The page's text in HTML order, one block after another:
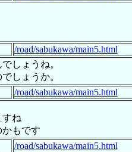
/road/sabukawa/main5.html
しょうね。
しょうか。
/road/sabukawa/main5.html
すね
もです
/road/sabukawa/main5.html